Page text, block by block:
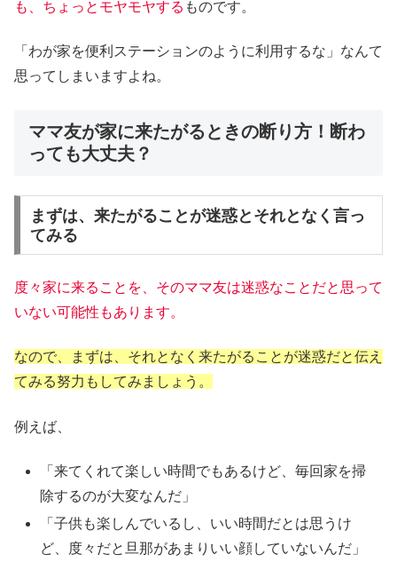
も、ちょっとモヤモヤする ものです。
「わが家を便利ステーションのように利用するな」なんて
思ってしまいますよね。
ママ友が家に来たがるときの断り方！断わ
っても大丈夫？
まずは、来たがることが迷惑とそれとなく言っ
てみる
度々家に来ることを、そのママ友は迷惑なことだと思って
いない可能性もあります。
なので、まずは、それとなく来たがることが迷惑だと伝え
てみる努力もしてみましょう。
例えば、
「来てくれて楽しい時間でもあるけど、毎回家を掃
除するのが大変なんだ」
「子供も楽しんでいるし、いい時間だとは思うけ
ど、度々だと旦那があまりいい顔していないんだ」